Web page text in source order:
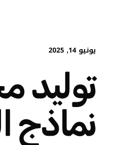
يونيو 14, 2025
نماذج